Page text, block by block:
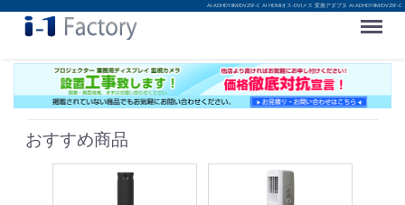
AI-ADHD19M/DV25F-C AI HDMIオス-DVIメス 変換アダプタ AI-ADHD19M/DV25F-C
Menu
おすすめ商品